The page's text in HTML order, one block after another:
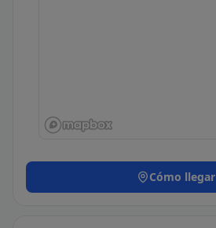
Cómo llegar